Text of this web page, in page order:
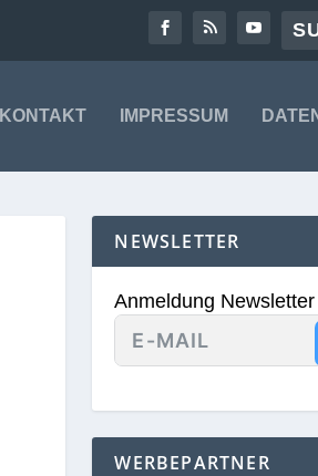
KONTAKT IMPRESSUM
NEWSLETTER
Anmeldung Newsletter
WERBEPARTNER